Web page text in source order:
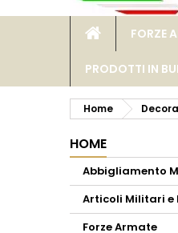
FORZE
PRODOTTI IN
Home
HOME
Abbigliamento
Articoli Militari
Forze Armate